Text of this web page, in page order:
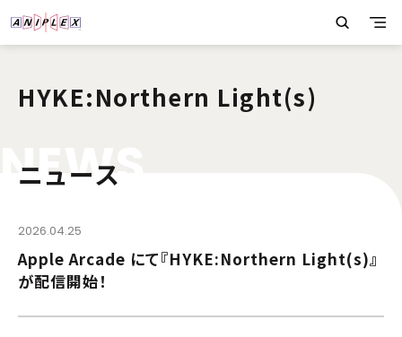
HYKE:Northern Light(s)
NEWS
ニュース
2026.04.25
Apple Arcade にて『HYKE:Northern Light(s)』
が配信開始！